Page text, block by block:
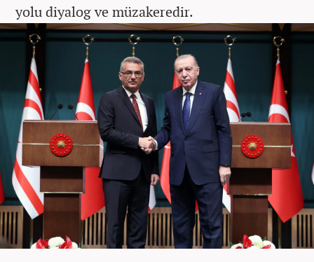
yolu diyalog ve müzakeredir.